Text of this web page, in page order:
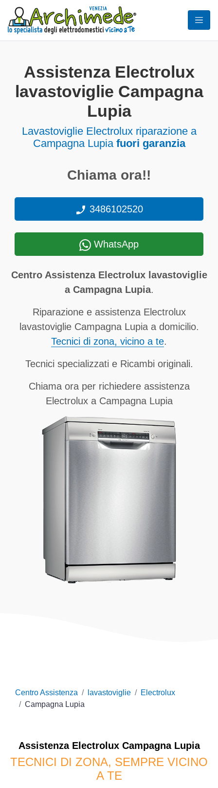
Assistenza Electrolux
lavastoviglie Campagna
Lupia
LavastoviglieElectrolux riparazione a
Campagna Lupia fuori garanzia
Chiama ora!!
3486102520
WhatsApp
Centro Assistenza Electrolux lavastoviglie
a Campagna Lupia.
Riparazione e assistenza Electrolux
lavastoviglie Campagna Lupia a domicilio.
Tecnici di zona, vicino a te.
Tecnici specializzati e Ricambi originali.
Chiama ora per richiedere assistenza
Electrolux a Campagna Lupia
Centro Assistenza lavastoviglie
Electrolux
Campagna Lupia
Assistenza ElectroluxCampagna Lupia
TECNICI DI ZONA, SEMPRE VICINO
A TE